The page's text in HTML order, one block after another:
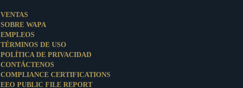
VENTAS
SOBRE WAPA
EMPLEOS
TÉRMINOS DE USO
POLÍTICA DE PRIVACIDAD
CONTÁCTENOS
COMPLIANCE CERTIFICATIONS
EEO PUBLIC FILE REPORT